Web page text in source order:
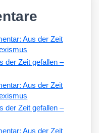
Aus der Zeit
der Zeit gefallen –
Aus der Zeit
der Zeit gefallen –
Aus der Zeit